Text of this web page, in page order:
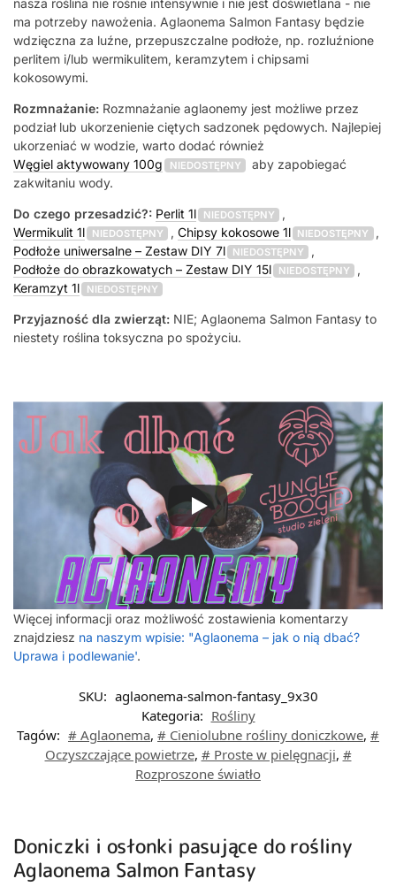
nasza roślina nie rośnie intensywnie i nie jest doświetlana - nie
ma potrzeby nawożenia. Aglaonema Salmon Fantasy będzie
wdzięczna za luźne, przepuszczalne podłoże, np. rozluźnione
perlitem i/lub wermikulitem, keramzytem i chipsami
kokosowymi.
Rozmnażanie: Rozmnażanie aglaonemy jest możliwe przez
podział lub ukorzenienie ciętych sadzonek pędowych. Najlepiej
ukorzeniać w wodzie, warto dodać również
Węgiel aktywowany 100g
NIEDOSTĘPNY
aby zapobiegać
zakwitaniu wody.
Do czego przesadzić?: Perlit 1l NIEDOSTĘPNY
,
Wermikulit 1l
NIEDOSTĘPNY , Chipsy kokosowe 1l NIEDOSTĘPNY
,
Podłoże uniwersalne – Zestaw DIY 7l
NIEDOSTĘPNY
,
Podłoże do obrazkowatych – Zestaw DIY 15l
NIEDOSTĘPNY
,
Keramzyt 1l
NIEDOSTĘPNY
Przyjazność dla zwierząt: NIE; Aglaonema Salmon Fantasy to
niestety roślina toksyczna po spożyciu.
Więcej informacji oraz możliwość zostawienia komentarzy
znajdziesz na naszym wpisie: "Aglaonema – jak o nią dbać?
Uprawa i podlewanie'.
SKU: aglaonema-salmon-fantasy_9x30
Kategoria: Rośliny
Tagów: # Aglaonema, # Cieniolubne rośliny doniczkowe, #
Oczyszczające powietrze, # Proste w pielęgnacji, #
Rozproszone światło
Doniczki i osłonki pasujące do rośliny
Aglaonema Salmon Fantasy